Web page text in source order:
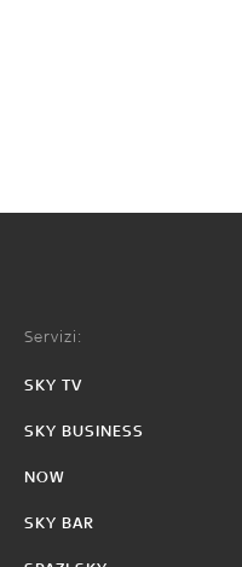
Servizi:
SKY TV
SKY BUSINESS
NOW
SKY BAR